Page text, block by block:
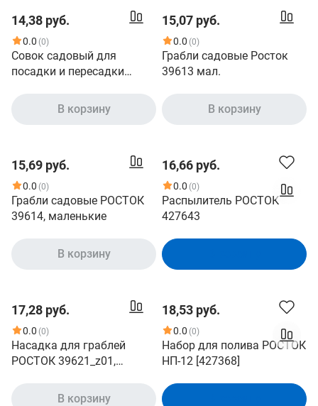
14,38 руб.
0.0 (0)
Совок садовый для
посадки и пересадки
В корзину
15,07 руб.
0.0 (0)
Грабли садовые Росток
39613 мал.
В корзину
15,69 руб.
0.0 (0)
Грабли садовые РОСТОК
39614, маленькие
В корзину
16,66 руб.
0.0 (0)
Распылитель РОСТОК
427643
17,28 руб.
0.0 (0)
Насадка для граблей
РОСТОК 39621_z01,
В корзину
18,53 руб.
0.0 (0)
Набор для полива РОСТОК
НП-12 [427368]